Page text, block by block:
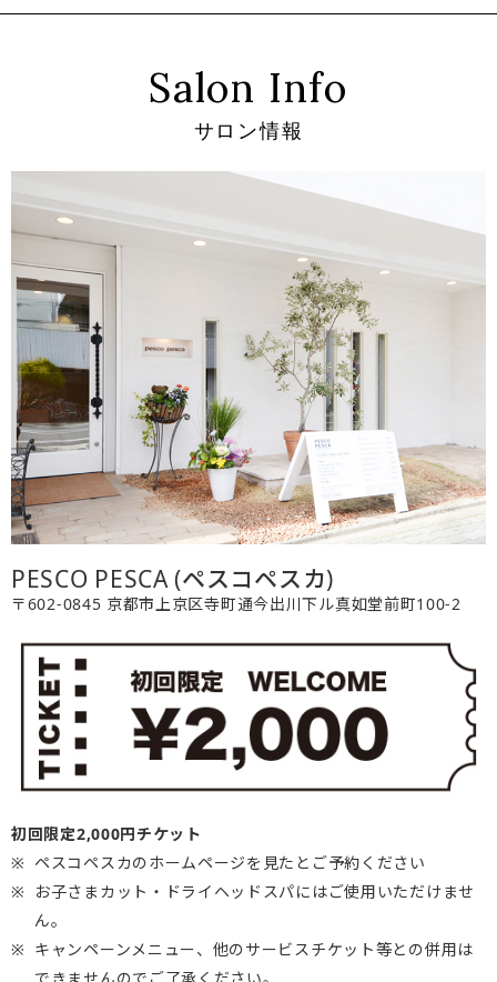
Salon Info
サロン情報
PESCO PESCA (ペスコペスカ)
〒602-0845 京都市上京区寺町通今出川下ル真如堂前町100-2
初回限定2,000円チケット
ペスコペスカのホームページを見たとご予約ください
お子さまカット・ドライヘッドスパにはご使用いただけませ
ん。
キャンペーンメニュー、他のサービスチケット等との併用は